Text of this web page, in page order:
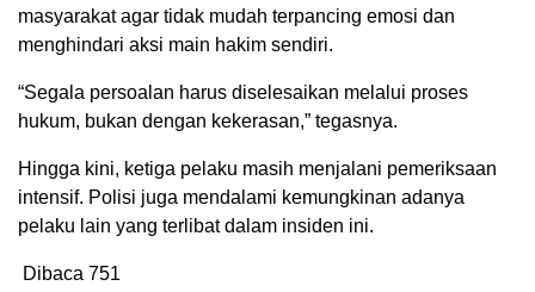
masyarakat agar tidak mudah terpancing emosi dan
menghindari aksi main hakim sendiri.
“Segala persoalan harus diselesaikan melalui proses
hukum, bukan dengan kekerasan,” tegasnya.
Hingga kini, ketiga pelaku masih menjalani pemeriksaan
intensif. Polisi juga mendalami kemungkinan adanya
pelaku lain yang terlibat dalam insiden ini.
Dibaca 751